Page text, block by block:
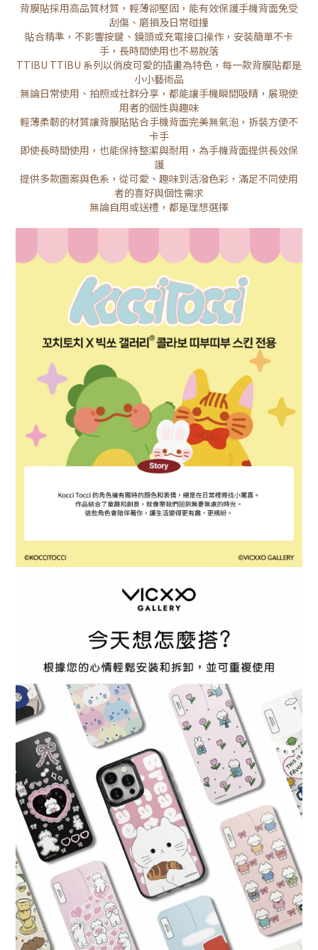
背膜貼採用高品質材質，輕薄卻堅固，能有效保護手機背面免受
刮傷、磨損及日常碰撞
貼合精準，不影響按鍵、鏡頭或充電接口操作，安裝簡單不卡
手，長時間使用也不易脫落
TTIBU TTIBU 系列以俏皮可愛的插畫為特色，每一款背膜貼都是
小小藝術品
無論日常使用、拍照或社群分享，都能讓手機瞬間吸睛，展現使
用者的個性與趣味
輕薄柔韌的材質讓背膜貼貼合手機背面完美無氣泡，拆裝方便不
卡手
即使長時間使用，也能保持整潔與耐用，為手機背面提供長效保
護
提供多款圖案與色系，從可愛、趣味到活潑色彩，滿足不同使用
者的喜好與個性需求
無論自用或送禮，都是理想選擇